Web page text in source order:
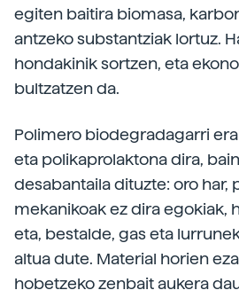
egiten baitira biomasa,
antzeko substantziak lortuz.
hondakinik sortzen, eta
bultzatzen da.
Polimero biodegradagarri
eta polikaprolaktona dira,
desabantaila dituzte: oro har,
mekanikoak ez dira egokiak,
eta, bestalde, gas eta
altua dute. Material horien
hobetzeko zenbait aukera